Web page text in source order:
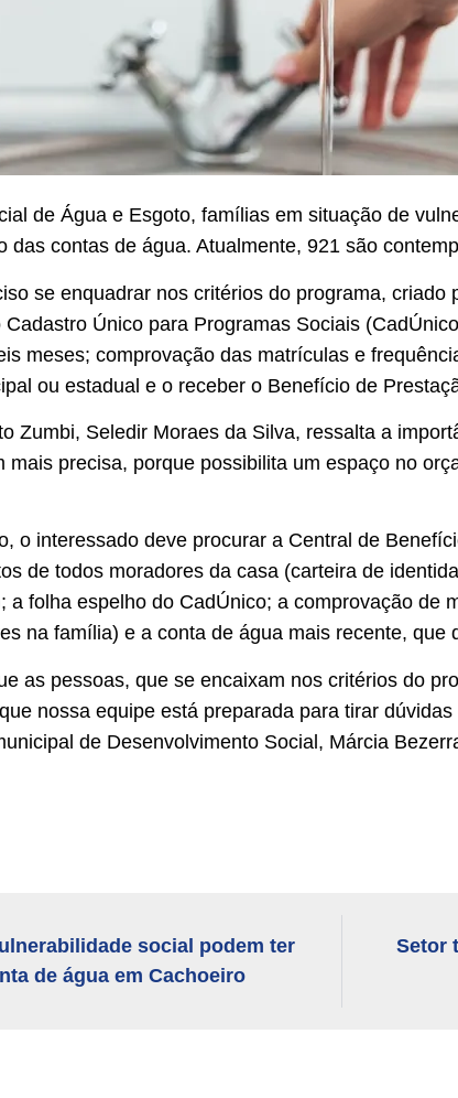
de Água e Esgoto, famílias em situação de
das contas de água. Atualmente, 921 são
se enquadrar nos critérios do programa, criado
Único para Programas Sociais
meses; comprovação das matrículas e
ou estadual e o receber o Benefício de
Zumbi, Seledir Moraes da Silva, ressalta a
mais precisa, porque possibilita um espaço no
o interessado deve procurar a Central de
de todos moradores da casa (carteira de
a folha espelho do CadÚnico; a comprovação de
na família) e a conta de água mais recente,
as pessoas, que se encaixam nos critérios do
nossa equipe está preparada para tirar
de Desenvolvimento Social, Márcia
social podem ter
de água em Cachoeiro
Setor